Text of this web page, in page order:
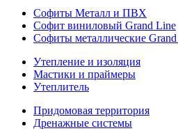
Софиты Металл и ПВХ
Софит виниловый Grand Line
Софиты металлические
Утепление и изоляция
Мастики и праймеры
Утеплитель
Придомовая территория
Дренажные системы